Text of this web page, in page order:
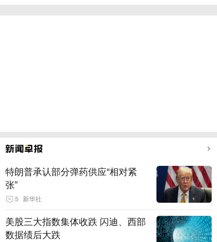
特朗普承认部分弹药供应“相对紧
张”
5 新华社
美股三大指数集体收跌 闪迪、西部
数据绩后大跌